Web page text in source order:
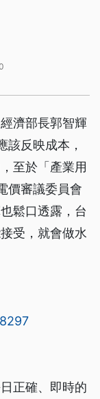
濟部長郭智輝
該反映成本，
至於「產業用
價審議委員會
鬆口透露，台
受，就會做水
正確、即時的